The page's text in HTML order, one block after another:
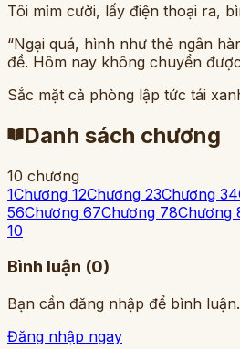
Tôi mỉm cười, lấy điện thoại ra,
“Ngại quá, hình như thẻ ngân
đề. Hôm nay không chuyển
Sắc mặt cả phòng lập tức tái
Danh sách chương
10 chương
1Chương 12Chương 23Chương 34
56Chương 67Chương 78Chương
10
Bình luận (0)
Bạn cần đăng nhập để bình luận.
Đăng nhập ngay